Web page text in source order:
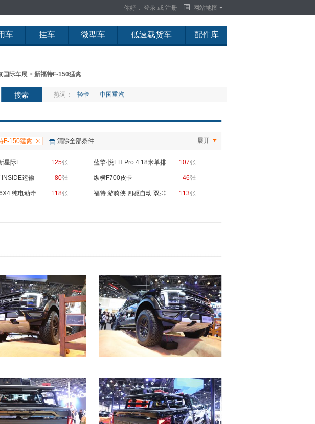
你好， 登录 或 注册 网站地图
车 挂车 微型车 低速载货车 配件库
国际车展 >新福特F-150猛禽
热词： 轻卡 中国重汽
展开
F-150猛禽 清除全部条件
星际L 125张 蓝擎·悦EH Pro 4.18米单排
纯电动厢式轻卡
107张
INSIDE运输 80张 纵横F700皮卡 46张
纯电动牵 118张 福特 游骑侠 四驱自动 双排 113张